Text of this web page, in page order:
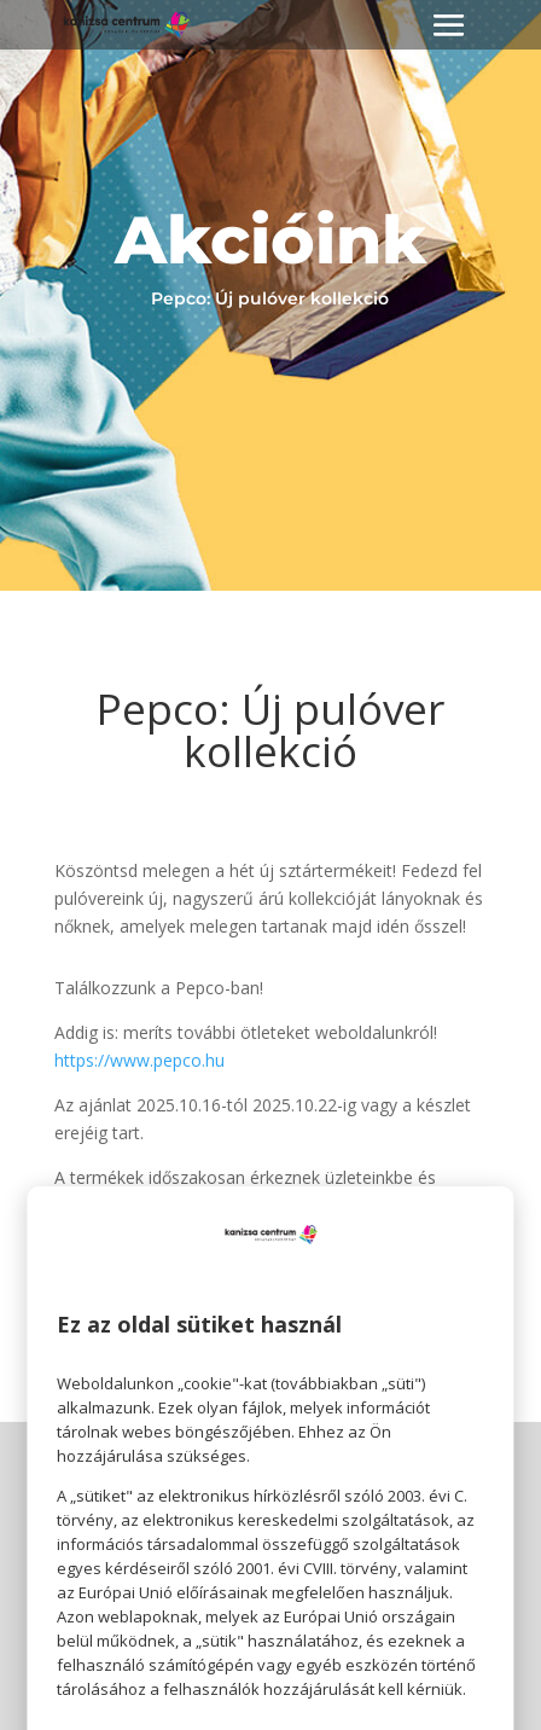
Akcióink
Pepco: Új pulóver kollekció
Pepco: Új pulóver
kollekció
Köszöntsd melegen a hét új sztártermékeit! Fedezd fel
pulóvereink új, nagyszerű árú kollekcióját lányoknak és
nőknek, amelyek melegen tartanak majd idén ősszel!
Találkozzunk a Pepco-ban!
Addig is: meríts további ötleteket weboldalunkról!
https://www.pepco.hu
Az ajánlat 2025.10.16-tól 2025.10.22-ig vagy a készlet
erejéig tart.
A termékek időszakosan érkeznek üzleteinkbe és
Érezhető minőség, szerethető áron.
Ez az oldal sütiket használ
Weboldalunkon „cookie"-kat (továbbiakban „süti")
alkalmazunk. Ezek olyan fájlok, melyek információt
tárolnak webes böngészőjében. Ehhez az Ön
hozzájárulása szükséges.
A „sütiket" az elektronikus hírközlésről szóló 2003. évi C.
törvény, az elektronikus kereskedelmi szolgáltatások, az
információs társadalommal összefüggő szolgáltatások
egyes kérdéseiről szóló 2001. évi CVIII. törvény, valamint
az Európai Unió előírásainak megfelelően használjuk.
Azon weblapoknak, melyek az Európai Unió országain
belül működnek, a „sütik" használatához, és ezeknek a
felhasználó számítógépén vagy egyéb eszközén történő
tárolásához a felhasználók hozzájárulását kell kérniük.